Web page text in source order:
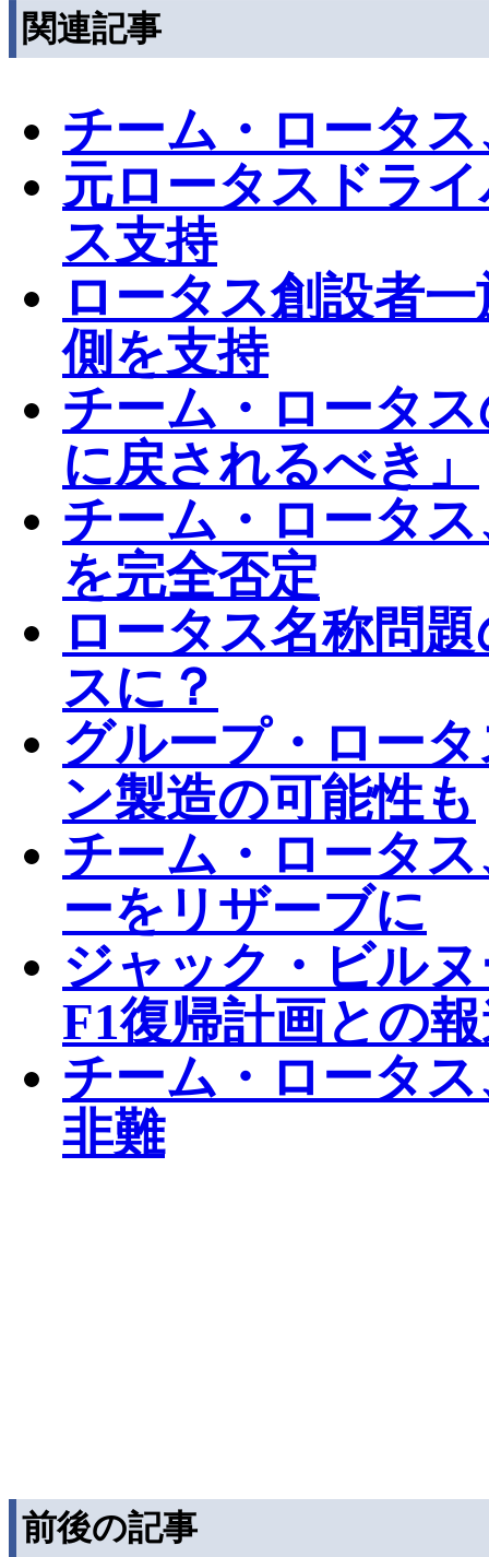
関連記事
チーム・ロータ
元ロータスドラ
ス支持
ロータス創設者
側を支持
チーム・ロータ
に戻されるべき」
チーム・ロータ
を完全否定
ロータス名称問
スに？
グループ・ロー
ン製造の可能性も
チーム・ロータ
ーをリザーブに
ジャック・ビル
F1復帰計画との
チーム・ロータ
非難
前後の記事